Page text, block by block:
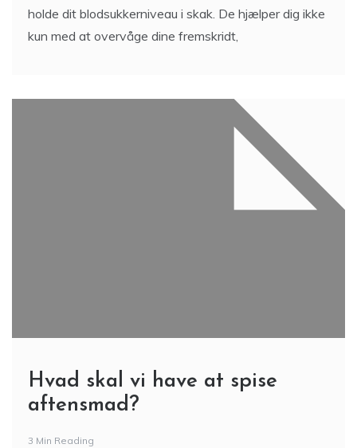
holde dit blodsukkerniveau i skak. De hjælper dig ikke
kun med at overvåge dine fremskridt,
Hvad skal vi have at spise
aftensmad?
3 Min Reading